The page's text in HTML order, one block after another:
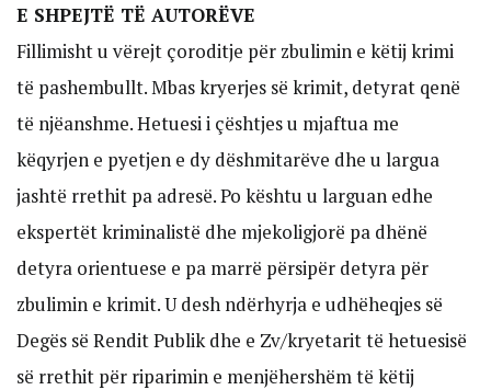
E SHPEJTË TË AUTORËVE
Fillimisht u vërejt çoroditje për zbulimin e këtij krimi
të pashembullt. Mbas kryerjes së krimit, detyrat qenë
të njëanshme. Hetuesi i çështjes u mjaftua me
këqyrjen e pyetjen e dy dëshmitarëve dhe u largua
jashtë rrethit pa adresë. Po kështu u larguan edhe
ekspertët kriminalistë dhe mjekoligjorë pa dhënë
detyra orientuese e pa marrë përsipër detyra për
zbulimin e krimit. U desh ndërhyrja e udhëheqjes së
Degës së Rendit Publik dhe e Zv/kryetarit të hetuesisë
së rrethit për riparimin e menjëhershëm të këtij